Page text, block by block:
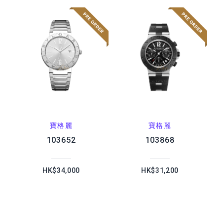
寶格麗
103652
HK$34,000
寶格麗
103868
HK$31,200